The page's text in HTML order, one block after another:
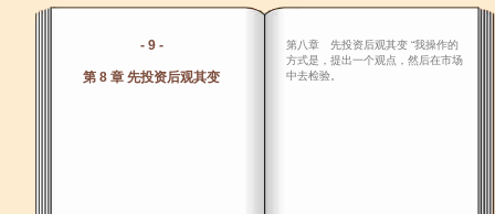
- 9 -
第 8 章 先投资后观其变
第八章 先投资后观其变 “我操作的
方式是，提出一个观点，然后在市场
中去检验。